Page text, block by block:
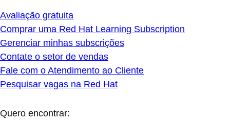
Avaliação gratuita
Comprar uma Red Hat Learning Subscription
Gerenciar minhas subscrições
Contate o setor de vendas
Fale com o Atendimento ao Cliente
Pesquisar vagas na Red Hat
Quero encontrar: